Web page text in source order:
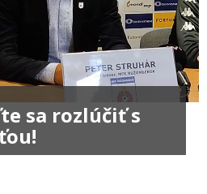
sa rozlúčiť s